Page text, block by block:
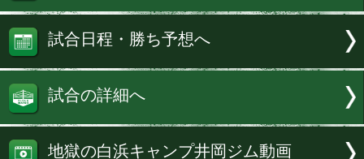
山本隆寛(26=井岡)と現在日本スーパー
タイトルを5度の防衛を成功させた石田
岡)、そして8月末、世界戦の噂がある元
界ミニマム級王者で現在WBA世界ライ
級1位の宮崎亮(27=井岡)が参加している